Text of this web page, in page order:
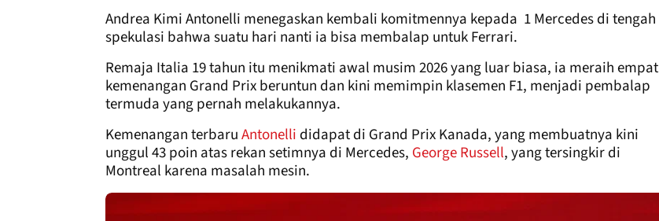
Andrea Kimi Antonelli menegaskan kembali komitmennya kepada 1 Mercedes di tengah
spekulasi bahwa suatu hari nanti ia bisa membalap untuk Ferrari.
Remaja Italia 19 tahun itu menikmati awal musim 2026 yang luar biasa, ia meraih empat
kemenangan Grand Prix beruntun dan kini memimpin klasemen F1, menjadi pembalap
termuda yang pernah melakukannya.
Kemenangan terbaruAntonelli didapat di Grand Prix Kanada, yang membuatnya kini
unggul 43 poin atas rekan setimnya di Mercedes, George Russell, yang tersingkir di
Montreal karena masalah mesin.